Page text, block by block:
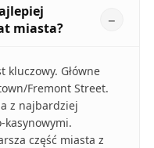
miasta?
kluczowy. Główne
Fremont Street.
z najbardziej
kasynowymi.
część miasta z